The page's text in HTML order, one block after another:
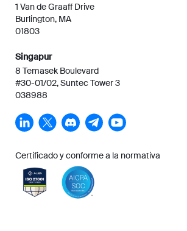
1 Van de Graaff Drive
Burlington, MA
01803
Singapur
8 Temasek Boulevard
#30-01/02, Suntec Tower 3
038988
Certificado y conforme a la normativa